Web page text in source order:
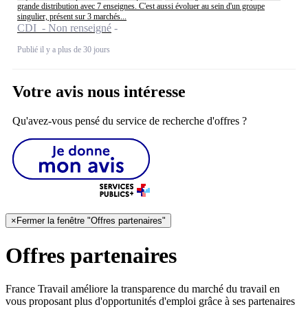
grande distribution avec 7 enseignes. C'est aussi évoluer au sein d'un groupe
singulier, présent sur 3 marchés...
CDI - Non renseigné
Publié il y a plus de 30 jours
Votre avis nous intéresse
Qu'avez-vous pensé du service de recherche d'offres ?
× Fermer la fenêtre "Offres partenaires"
Offres partenaires
France Travail améliore la transparence du marché du travail en
vous proposant plus d'opportunités d'emploi grâce à ses partenaires